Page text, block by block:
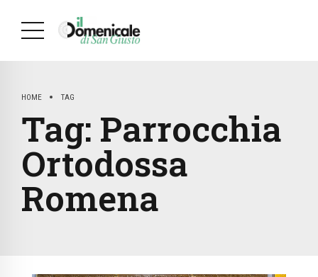
HOME TAG
Tag: Parrocchia
Ortodossa
Romena